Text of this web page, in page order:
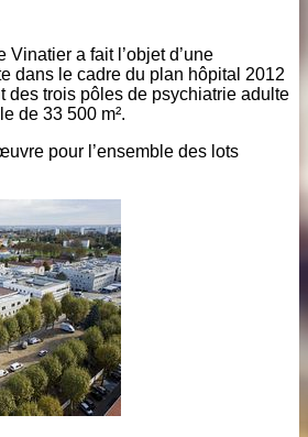
Vinatier a fait l’objet d’une
dans le cadre du plan hôpital 2012
des trois pôles de psychiatrie adulte
de 33 500 m².
pour l’ensemble des lots